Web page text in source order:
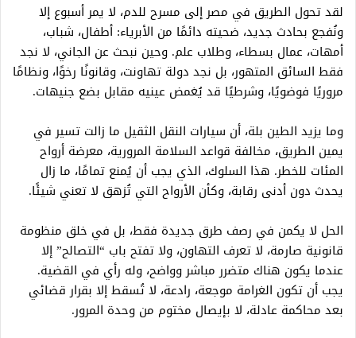
لقد تحول الطريق في مصر إلى مسرح للدم، لا يمر أسبوع إلا
ونُفجع بحادث جديد، ضحيته دائمًا من الأبرياء: أطفال، شباب،
أمهات، عمال بسطاء، وطلاب علم. وحين نبحث عن الجاني، لا نجد
فقط السائق المتهور، بل نجد دولة تهاونت، وقانونًا رخوًا، ونظامًا
مروريًا فوضويًا، وشرطيًا قد يُغمض عينيه مقابل بضع جنيهات.
وما يزيد الطين بلة، أن سيارات النقل الثقيل ما زالت تسير في
يمين الطريق، مخالفة قواعد السلامة المرورية، معرضة أرواح
المئات للخطر. هذا السلوك، الذي يجب أن يُمنع تمامًا، ما زال
يحدث دون أدنى رقابة، وكأن الأرواح التي تُزهق لا تعني شيئًا.
الحل لا يكمن في رصف طرق جديدة فقط، بل في خلق منظومة
قانونية صارمة، لا تعرف التهاون، ولا تفتح باب “التصالح” إلا
عندما يكون هناك متضرر مباشر وواضح، وله رأي في القضية.
يجب أن تكون الغرامة موجعة، رادعة، لا تُسقط إلا بقرار قضائي
بعد محاكمة عادلة، لا بإيصال مختوم من وحدة المرور.